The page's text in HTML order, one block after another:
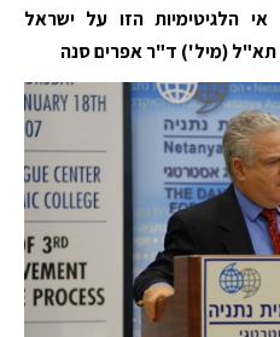
אי הלגיטימיות הזו על ישראל
(מיל') ד"ר אפרים סנה